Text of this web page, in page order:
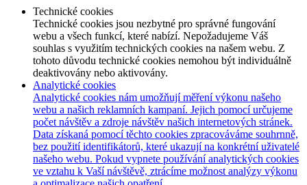
Technické cookies
Technické cookies jsou nezbytné pro správné fungování
webu a všech funkcí, které nabízí. Nepožadujeme Váš
souhlas s využitím technických cookies na našem webu. Z
tohoto důvodu technické cookies nemohou být individuálně
deaktivovány nebo aktivovány.
Analytické cookies
Analytické cookies nám umožňují měření výkonu našeho
webu a našich reklamních kampaní. Jejich pomocí určujeme
počet návštěv a zdroje návštěv našich internetových stránek.
Data získaná pomocí těchto cookies zpracováváme souhrnně,
bez použití identifikátorů, které ukazují na konkrétní uživatelé
našeho webu. Pokud vypnete používání analytických cookies
ve vztahu k Vaší návštěvě, ztrácíme možnost analýzy výkonu